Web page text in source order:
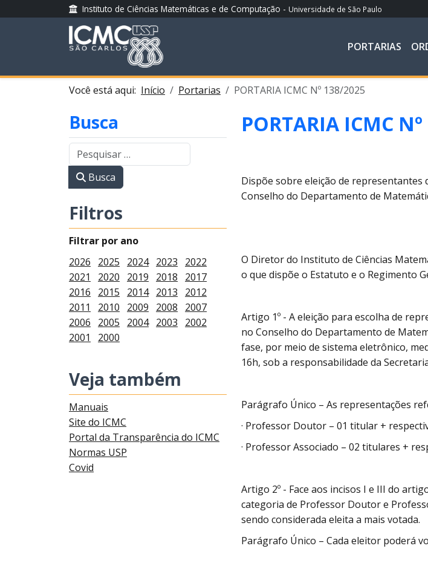
Instituto de Ciências Matemáticas e de Computação - Universidade de São Paulo
PORTARIAS
Você está aqui: Início Portarias PORTARIA ICMC Nº 138/2025
Busca
Busca
Filtros
Filtrar por ano
2026
2025 2024 2023
2022
2021
2020 2019 2018
2017
2016
2015 2014 2013
2012
2011
2010 2009 2008
2007
2006
2005 2004 2003
2002
2001
2000
Veja também
Manuais
Site do ICMC
Portal da Transparência do ICMC
Normas USP
Covid
PORTARIA ICMC
Dispõe sobre eleição de
Conselho do Departamento de
O Diretor do Instituto de Ciências
o que dispõe o Estatuto e o Regimento
Artigo 1º - A eleição para escolha de
no Conselho do Departamento de
fase, por meio de sistema eletrônico,
16h, sob a responsabilidade da
Parágrafo Único – As representações
· Professor Doutor – 01 titular +
· Professor Associado – 02 titulares +
Artigo 2º - Face aos incisos I e III do
categoria de Professor Doutor e
sendo considerada eleita a mais votada.
Parágrafo Único – Cada eleitor poderá